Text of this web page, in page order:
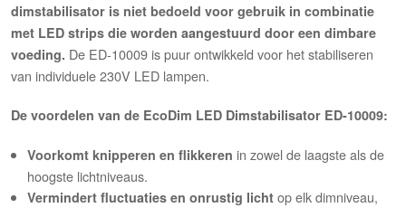
dimstabilisator is niet bedoeld voor gebruik in combinatie
met LED strips die worden aangestuurd door een dimbare
voeding. De ED-10009 is puur ontwikkeld voor het stabiliseren
van individuele 230V LED lampen.
De voordelen van de EcoDim LED Dimstabilisator ED-10009:
Voorkomt knipperen en flikkeren in zowel de laagste als de
hoogste lichtniveaus.
Vermindert fluctuaties en onrustig licht op elk dimniveau,